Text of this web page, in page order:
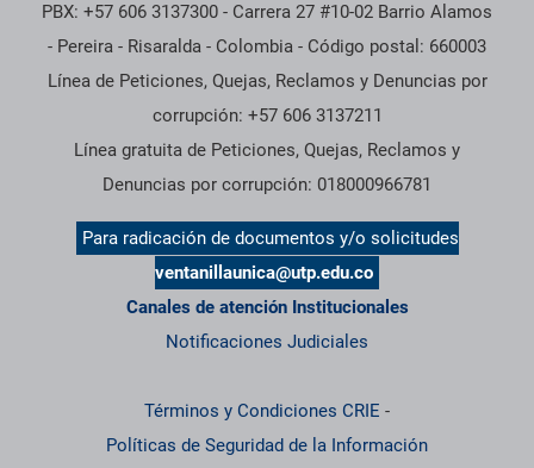
PBX: +57 606 3137300 - Carrera 27 #10-02 Barrio Alamos
- Pereira - Risaralda - Colombia - Código postal: 660003
Línea de Peticiones, Quejas, Reclamos y Denuncias por
corrupción: +57 606 3137211
Línea gratuita de Peticiones, Quejas, Reclamos y
Denuncias por corrupción: 018000966781
Para radicación de documentos y/o solicitudes
ventanillaunica@utp.edu.co
Canales de atención Institucionales
Notificaciones Judiciales
Términos y Condiciones CRIE -
Políticas de Seguridad de la Información